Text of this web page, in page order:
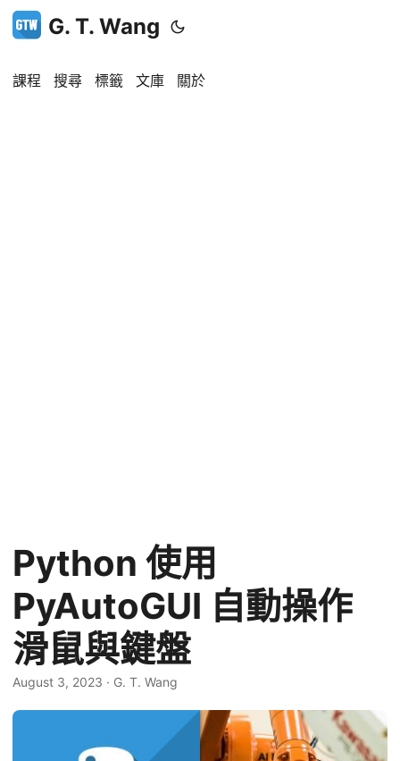
G. T. Wang
課程 搜尋 標籤 文庫 關於
Python 使用
PyAutoGUI 自動操作
滑鼠與鍵盤
August 3, 2023 · G. T. Wang